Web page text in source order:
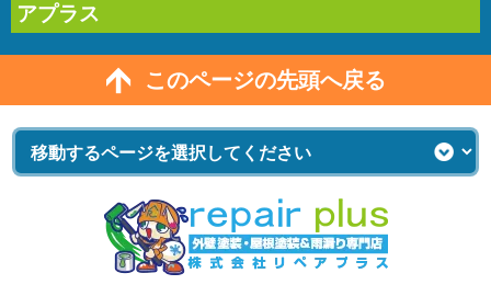
アプラス
このページの先頭へ戻る